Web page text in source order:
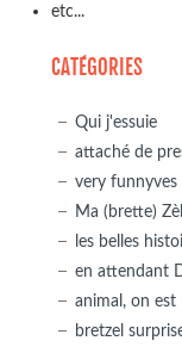
etc...
CATÉGORIES
Qui j'essuie
attaché de
very funnyves
Ma (brette)
les belles
en attendant
animal, on est
bretzel